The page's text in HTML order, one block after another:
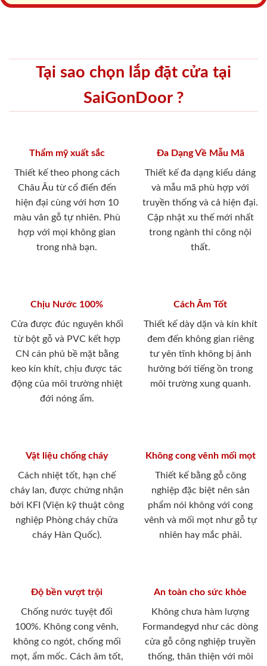
Tại sao chọn lắp đặt cửa tại
SaiGonDoor ?
Thẩm mỹ xuất sắc
Thiết kế theo phong cách
Châu Âu từ cổ điển đến
hiện đại cùng với hơn 10
màu vân gỗ tự nhiên. Phù
hợp với mọi không gian
trong nhà bạn.
Đa Dạng Về Mẫu Mã
Thiết kế đa dạng kiểu dáng
và mẫu mã phù hợp với
truyền thống và cả hiện đại.
Cập nhật xu thế mới nhất
trong ngành thi công nội
thất.
Chịu Nước 100%
Cửa được đúc nguyên khối
từ bột gỗ và PVC kết hợp
CN cán phủ bề mặt bằng
keo kín khít, chịu được tác
động của môi trường nhiệt
đới nóng ẩm.
Cách Âm Tốt
Thiết kế dày dặn và kín khít
đem đến không gian riêng
tư yên tĩnh không bị ảnh
hưởng bới tiếng ồn trong
môi trường xung quanh.
Vật liệu chống cháy
Cách nhiệt tốt, hạn chế
cháy lan, được chứng nhận
bởi KFI (Viện kỹ thuật công
nghiệp Phòng cháy chữa
cháy Hàn Quốc).
Không cong vênh mối mọt
Thiết kế bằng gỗ công
nghiệp đặc biệt nên sản
phẩm nói không với cong
vênh và mối mọt như gỗ tự
nhiên hay mắc phải.
Độ bền vượt trội
Chống nước tuyệt đối
100%. Không cong vênh,
không co ngót, chống mối
mọt, ẩm mốc. Cách âm tốt,
An toàn cho sức khỏe
Không chưa hàm lượng
Formandegyd như các dòng
cửa gỗ công nghiệp truyền
thống, thân thiện với môi